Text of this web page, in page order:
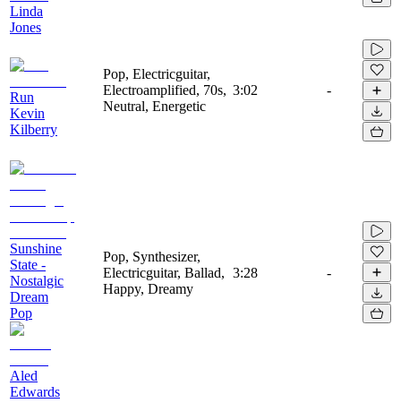
Linda
Jones
Run
Kevin
Kilberry
Pop, Electricguitar,
Electroamplified, 70s,
Neutral, Energetic
3:02 -
Sunshine
State -
Nostalgic
Dream
Pop
Aled
Edwards
Pop, Synthesizer,
Electricguitar, Ballad,
Happy, Dreamy
3:28 -